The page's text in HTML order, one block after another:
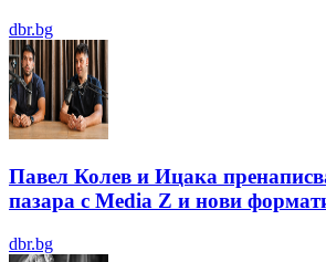
dbr.bg
Павел Колев и Ицака
пазара с Media Z и нови
dbr.bg